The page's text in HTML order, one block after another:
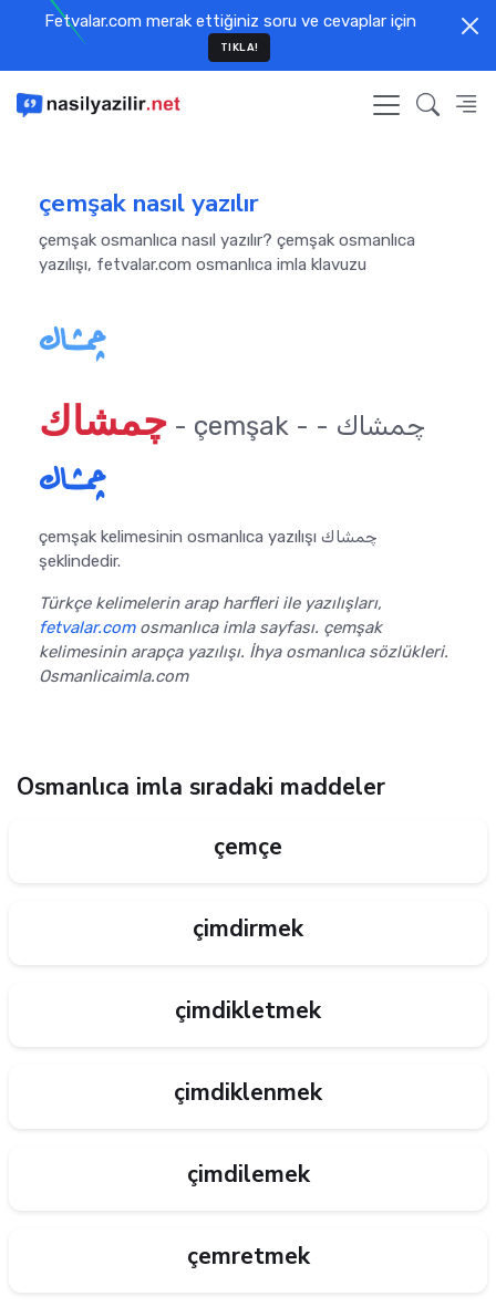
Fetvalar.com merak ettiğiniz soru ve cevaplar için
TIKLA!
çemşak nasıl yazılır
çemşak osmanlıca nasıl yazılır? çemşak osmanlıca
yazılışı, fetvalar.com osmanlıca imla klavuzu
چمشاك
چمشاك - çemşak - چمشاك -
چمشاك
çemşak kelimesinin osmanlıca yazılışı چمشاك
şeklindedir.
Türkçe kelimelerin arap harfleri ile yazılışları,
fetvalar.comosmanlıca imla sayfası. çemşak
kelimesinin arapça yazılışı. İhya osmanlıca sözlükleri.
Osmanlicaimla.com
Osmanlıca imla sıradaki maddeler
çemçe
çimdirmek
çimdikletmek
çimdiklenmek
çimdilemek
çemretmek